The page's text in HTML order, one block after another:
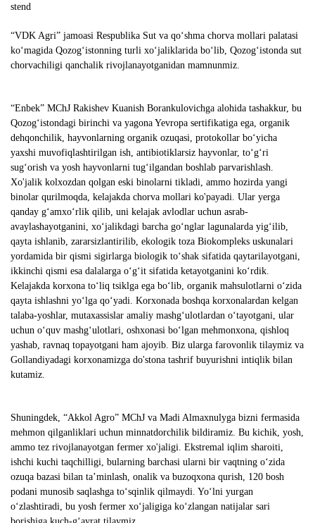
stend
“VDK Agri” jamoasi Respublika Sut va qo‘shma chorva mollari palatasi
ko‘magida Qozog‘istonning turli xo‘jaliklarida bo‘lib, Qozog‘istonda sut
chorvachiligi qanchalik rivojlanayotganidan mamnunmiz.
“Enbek” MChJ Rakishev Kuanish Borankulovichga alohida tashakkur, bu
Qozog‘istondagi birinchi va yagona Yevropa sertifikatiga ega, organik
dehqonchilik, hayvonlarning organik ozuqasi, protokollar bo‘yicha
yaxshi muvofiqlashtirilgan ish, antibiotiklarsiz hayvonlar, to‘g‘ri
sug‘orish va yosh hayvonlarni tug‘ilgandan boshlab parvarishlash.
Xo'jalik kolxozdan qolgan eski binolarni tikladi, ammo hozirda yangi
binolar qurilmoqda, kelajakda chorva mollari ko'payadi. Ular yerga
qanday g‘amxo‘rlik qilib, uni kelajak avlodlar uchun asrab-
avaylashayotganini, xo‘jalikdagi barcha go‘nglar lagunalarda yig‘ilib,
qayta ishlanib, zararsizlantirilib, ekologik toza Biokompleks uskunalari
yordamida bir qismi sigirlarga biologik to‘shak sifatida qaytarilayotgani,
ikkinchi qismi esa dalalarga o‘g‘it sifatida ketayotganini ko‘rdik.
Kelajakda korxona to‘liq tsiklga ega bo‘lib, organik mahsulotlarni o‘zida
qayta ishlashni yo‘lga qo‘yadi. Korxonada boshqa korxonalardan kelgan
talaba-yoshlar, mutaxassislar amaliy mashg‘ulotlardan o‘tayotgani, ular
uchun o‘quv mashg‘ulotlari, oshxonasi bo‘lgan mehmonxona, qishloq
yashab, ravnaq topayotgani ham ajoyib. Biz ularga farovonlik tilaymiz va
Gollandiyadagi korxonamizga do'stona tashrif buyurishni intiqlik bilan
kutamiz.
Shuningdek, “Akkol Agro” MChJ va Madi Almaxnulyga bizni fermasida
mehmon qilganliklari uchun minnatdorchilik bildiramiz. Bu kichik, yosh,
ammo tez rivojlanayotgan fermer xo'jaligi. Ekstremal iqlim sharoiti,
ishchi kuchi taqchilligi, bularning barchasi ularni bir vaqtning o‘zida
ozuqa bazasi bilan ta’minlash, onalik va buzoqxona qurish, 120 bosh
podani munosib saqlashga to‘sqinlik qilmaydi. Yo‘lni yurgan
o‘zlashtiradi, bu yosh fermer xo‘jaligiga ko‘zlangan natijalar sari